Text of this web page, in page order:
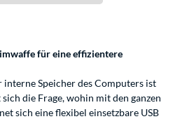
für eine effizientere
Speicher des Computers ist
die Frage, wohin mit den ganzen
sich eine flexibel einsetzbare USB